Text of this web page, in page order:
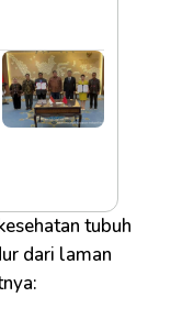
tubuh
dari laman